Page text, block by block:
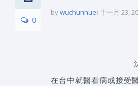
0
bywuchunhuei 十一月 23,
在台中就醫看病或接受